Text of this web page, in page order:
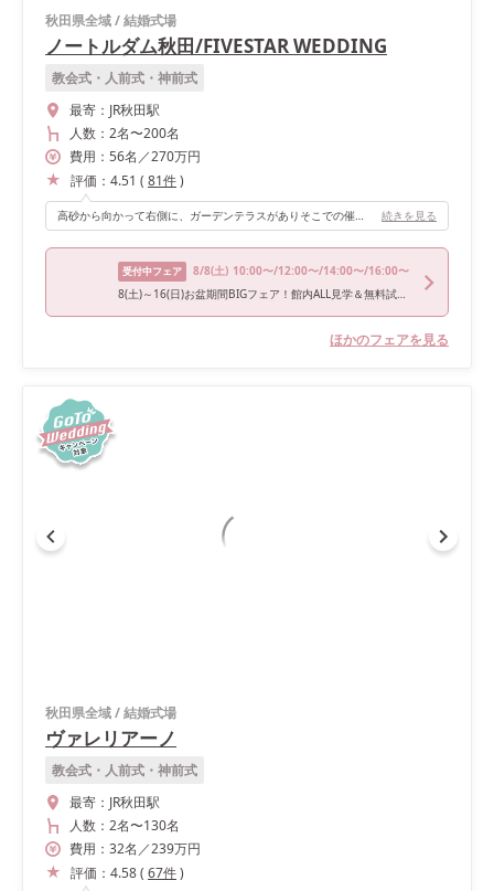
秋田県全域/結婚式場
ノートルダム秋田/FIVESTAR WEDDING
教会式・人前式・神前式
最寄： JR秋田駅
人数： 2名〜200名
費用： 56名 ／270万円
評価： 4.51 ( 81件)
高砂から向かって右側に、ガーデンテラスがありそこでの催し物や登場もできます。 全体的に披露宴会場が広く、動線もいいです。高砂正面の2階からの登場もでき、自分たちのやりたい演出の幅が広がると思います。私たちは披露宴開始時はオープンテラスから、お色直しは2階から登場して階段を使用しました！ 続きを見る
受付中フェア 8/8(土) 10:00〜/12:00〜/14:00〜/16:00〜
8(土)～16(日)お盆期間BIGフェア！館内ALL見学＆無料試食＆特典
ほかのフェアを見る
秋田県全域/結婚式場
ヴァレリアーノ
教会式・人前式・神前式
最寄： JR秋田駅
人数： 2名〜130名
費用： 32名 ／239万円
評価： 4.58( 67件)